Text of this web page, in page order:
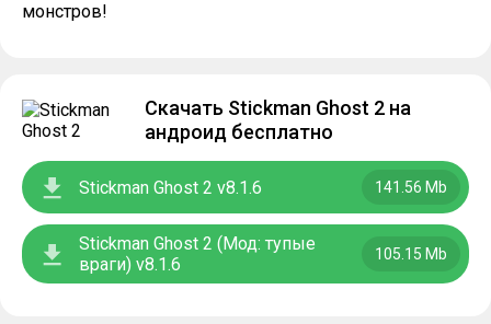
монстров!
Скачать Stickman Ghost 2 на
андроид бесплатно
Stickman Ghost 2 v8.1.6 141.56 Mb
Stickman Ghost 2 (Мод: тупые
враги) v8.1.6
105.15 Mb